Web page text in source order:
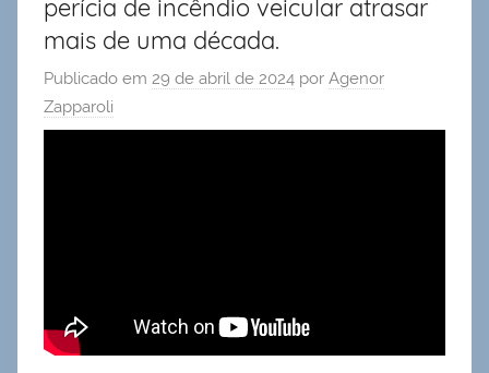
perícia de incêndio veicular atrasar
mais de uma década.
Publicado em 29 de abril de 2024 por Agenor
Zapparoli